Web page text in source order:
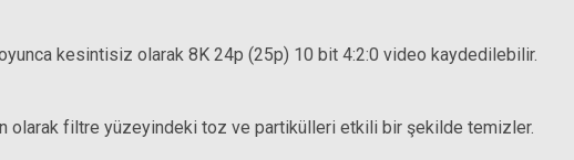
kesintisiz olarak 8K 24p (25p) 10 bit 4:2:0 video kaydedilebilir.
olarak filtre yüzeyindeki toz ve partikülleri etkili bir şekilde temizler.